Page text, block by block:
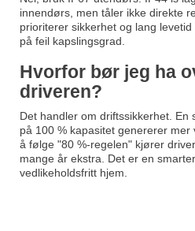
innendørs, men tåler ikke direkte
prioriterer sikkerhet og lang
på feil kapslingsgrad.
Hvorfor bør jeg ha
driveren?
Det handler om driftssikkerhet.
på 100 % kapasitet genererer mer
å følge "80 %-regelen" kjører
mange år ekstra. Det er en
vedlikeholdsfritt hjem.